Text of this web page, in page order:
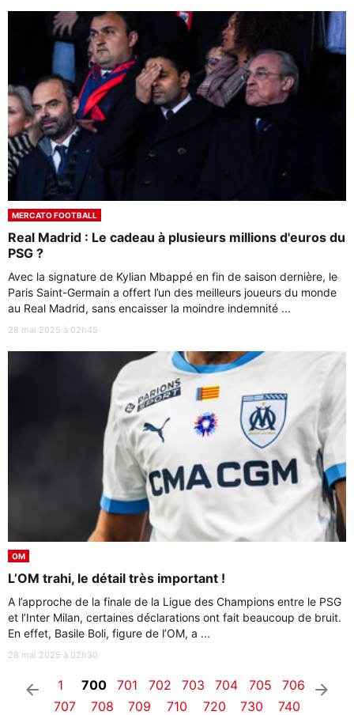
MERCATO FOOTBALL
Real Madrid : Le cadeau à plusieurs millions d'euros du
PSG ?
Avec la signature de Kylian Mbappé en fin de saison dernière, le
Paris Saint-Germain a offert l’un des meilleurs joueurs du monde
au Real Madrid, sans encaisser la moindre indemnité ...
28 mai 2025 à 02h45
OM
L’OM trahi, le détail très important !
A l’approche de la finale de la Ligue des Champions entre le PSG
et l’Inter Milan, certaines déclarations ont fait beaucoup de bruit.
En effet, Basile Boli, figure de l’OM, a ...
28 mai 2025 à 02h30
arrow_left 1 700 701 702 703 704 705
706
707
708 709 710 720 730
740
arrow_right